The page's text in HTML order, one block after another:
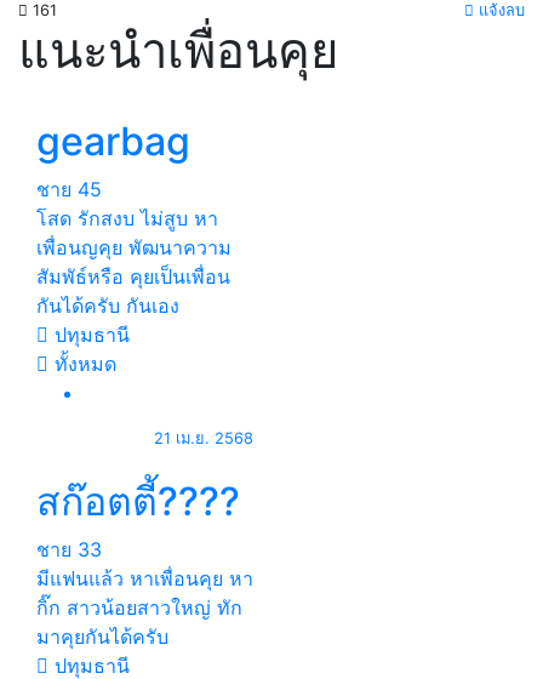
161 แจ้งลบ
แนะนำเพื่อนคุย
gearbag
ชาย 45
โสด รักสงบ ไม่สูบ หา
เพื่อนญคุย พัฒนาความ
สัมพัธ์หรือ คุยเป็นเพื่อน
กันได้ครับ กันเอง
ปทุมธานี
ทั้งหมด
21 เม.ย. 2568
สก๊อตตี้????
ชาย 33
มีแฟนแล้ว หาเพื่อนคุย หา
กิ๊ก สาวน้อยสาวใหญ่ ทัก
มาคุยกันได้ครับ
ปทุมธานี